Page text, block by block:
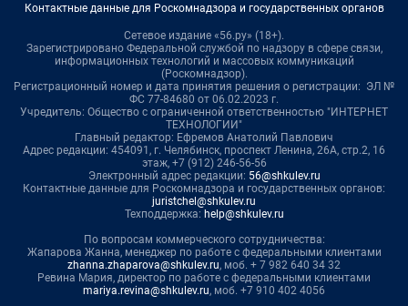
Контактные данные для Роскомнадзора и государственных органов
Сетевое издание «56.ру» (18+).
Зарегистрировано Федеральной службой по надзору в сфере связи,
информационных технологий и массовых коммуникаций
(Роскомнадзор).
Регистрационный номер и дата принятия решения о регистрации: ЭЛ №
ФС 77-84680 от 06.02.2023 г.
Учредитель: Общество с ограниченной ответственностью "ИНТЕРНЕТ
ТЕХНОЛОГИИ"
Главный редактор: Ефремов Анатолий Павлович
Адрес редакции: 454091, г. Челябинск, проспект Ленина, 26А, стр.2, 16
этаж, +7 (912) 246-56-56
Электронный адрес редакции: 56@shkulev.ru
Контактные данные для Роскомнадзора и государственных органов:
juristchel@shkulev.ru
Техподдержка: help@shkulev.ru
По вопросам коммерческого сотрудничества:
Жапарова Жанна, менеджер по работе с федеральными клиентами
zhanna.zhaparova@shkulev.ru, моб. + 7 982 640 34 32
Ревина Мария, директор по работе с федеральными клиентами
mariya.revina@shkulev.ru, моб. +7 910 402 4056